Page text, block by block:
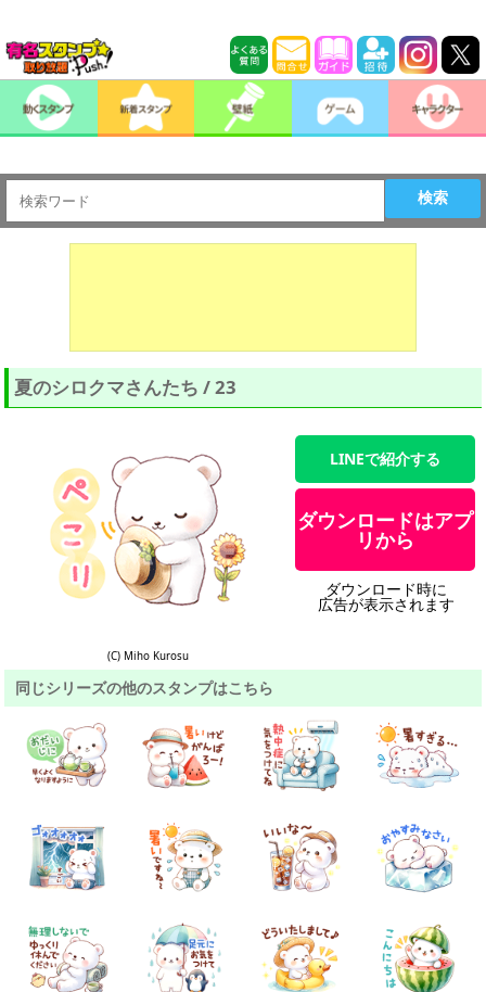
検索
夏のシロクマさんたち / 23
(C) Miho Kurosu
LINEで紹介する
ダウンロードはアプ
リから
ダウンロード時に
広告が表示されます
同じシリーズの他のスタンプはこちら